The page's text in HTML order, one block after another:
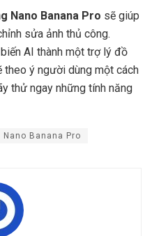
Nano Banana Pro sẽ giúp
sửa ảnh thủ công.
AI thành một trợ lý đồ
theo ý người dùng một cách
thử ngay những tính năng
Nano Banana Pro